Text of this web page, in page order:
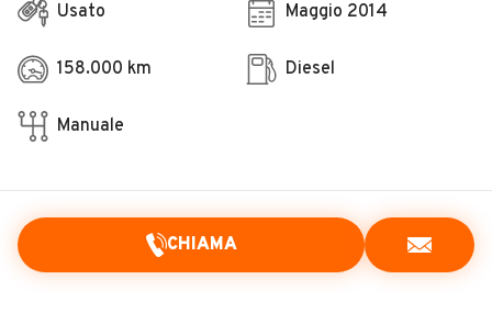
Usato Maggio 2014
158.000 km Diesel
Manuale
CHIAMA